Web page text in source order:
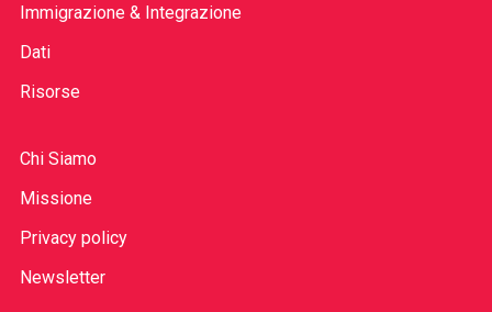
Immigrazione & Integrazione
Dati
Risorse
Chi Siamo
Missione
Privacy policy
Newsletter